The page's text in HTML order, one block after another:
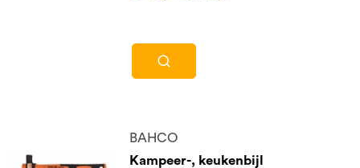
BAHCO
Kampeer-, keukenbijl